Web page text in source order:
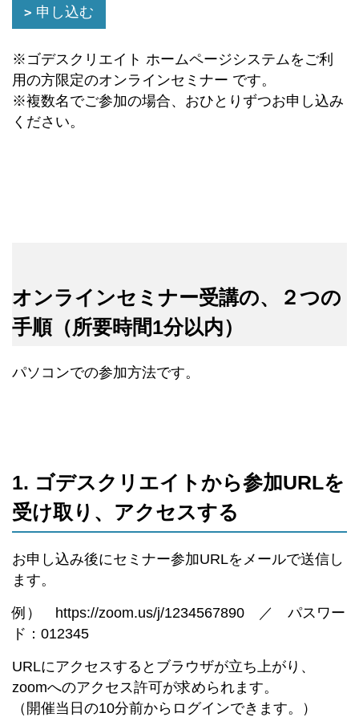
申し込む
※ゴデスクリエイト ホームページシステムをご利
用の方限定のオンラインセミナー です。
※複数名でご参加の場合、おひとりずつお申し込み
ください。
オンラインセミナー受講の、２つの
手順（所要時間1分以内）
パソコンでの参加方法です。
1. ゴデスクリエイトから参加URLを
受け取り、アクセスする
お申し込み後にセミナー参加URLをメールで送信し
ます。
例） https://zoom.us/j/1234567890 ／ パスワー
ド：012345
URLにアクセスするとブラウザが立ち上がり、
zoomへのアクセス許可が求められます。
（開催当日の10分前からログインできます。）